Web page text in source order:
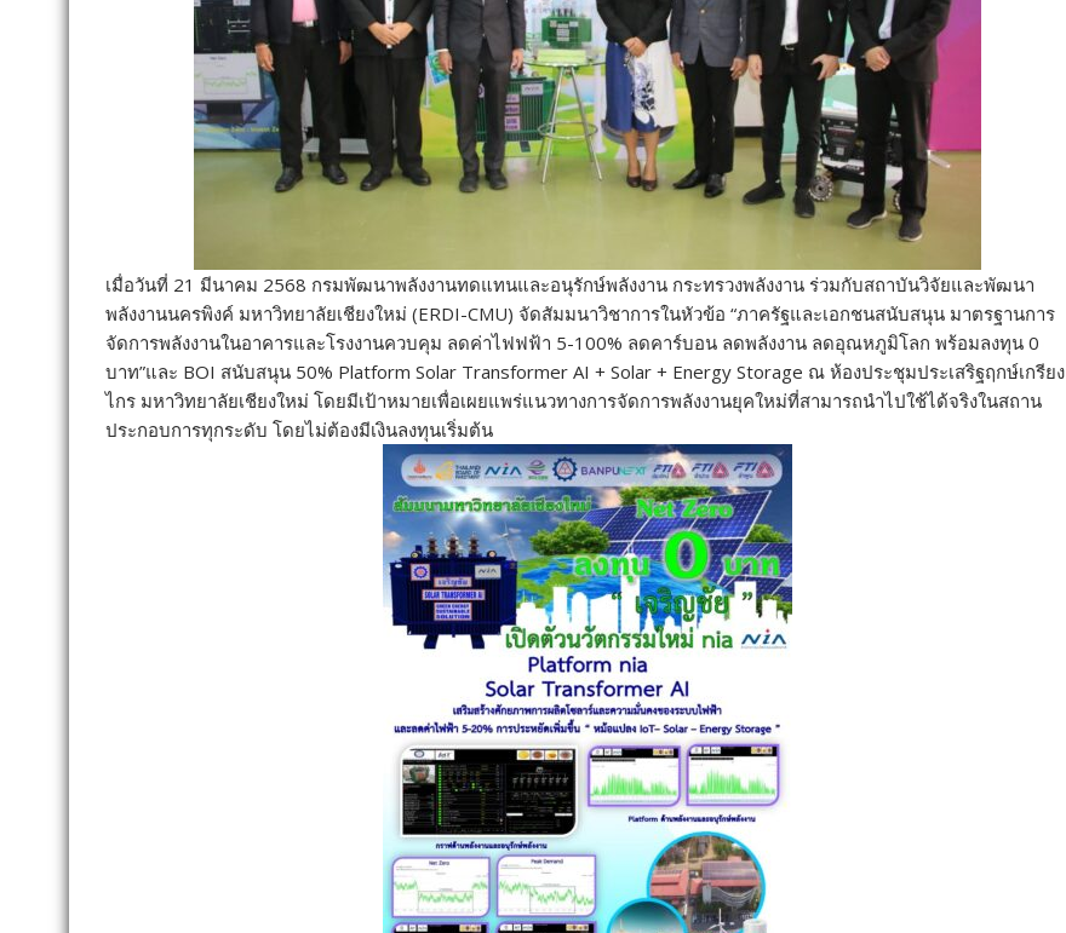
เมื่อวันที่ 21 มีนาคม 2568 กรมพัฒนาพลังงานทดแทนและอนุรักษ์พลังงาน กระทรวงพลังงาน ร่วมกับสถาบันวิจัยและพัฒนา
พลังงานนครพิงค์ มหาวิทยาลัยเชียงใหม่ (ERDI-CMU) จัดสัมมนาวิชาการในหัวข้อ “ภาครัฐและเอกชนสนับสนุน มาตรฐานการ
จัดการพลังงานในอาคารและโรงงานควบคุม ลดค่าไฟฟฟ้า 5-100% ลดคาร์บอน ลดพลังงาน ลดอุณหภูมิโลก พร้อมลงทุน 0
บาท”และ BOI สนับสนุน 50% Platform Solar Transformer AI + Solar + Energy Storage ณ ห้องประชุมประเสริฐฤกษ์เกรียง
ไกร มหาวิทยาลัยเชียงใหม่ โดยมีเป้าหมายเพื่อเผยแพร่แนวทางการจัดการพลังงานยุคใหม่ที่สามารถนำไปใช้ได้จริงในสถาน
ประกอบการทุกระดับ โดยไม่ต้องมีเงินลงทุนเริ่มต้น